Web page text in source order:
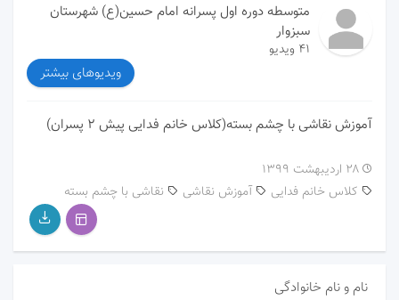
متوسطه دوره اول پسرانه امام حسین(ع) شهرستان
سبزوار
41 ویدیو
ویدیوهای بیشتر
آموزش نقاشی با چشم بسته(کلاس خانم فدایی پیش ۲ پسران)
۲۸ اردیبهشت ۱۳۹۹
آموزش نقاشی
کلاس خانم فدایی نقاشی با چشم بسته
نام و نام خانوادگی